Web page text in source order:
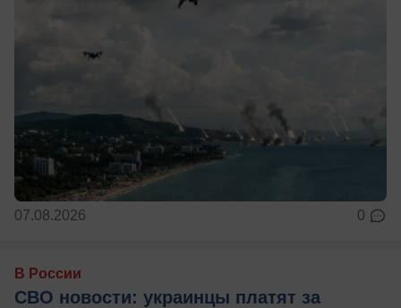
07.08.2026 0
В России
СВО новости: украинцы платят за